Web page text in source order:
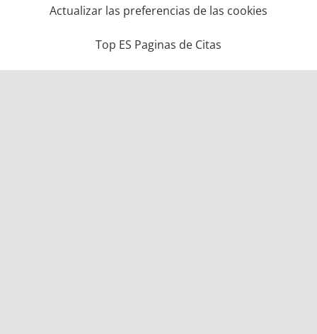
Actualizar las preferencias de las cookies
Top ES Paginas de Citas